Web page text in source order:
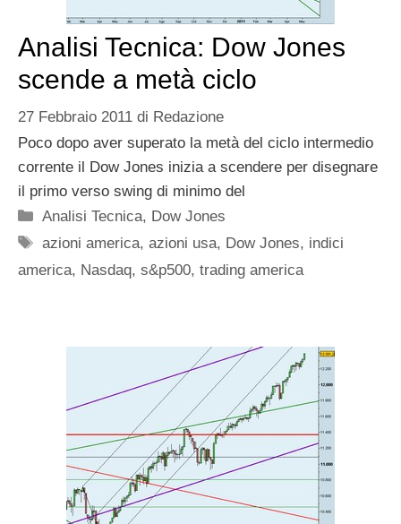
Analisi Tecnica: Dow Jones
scende a metà ciclo
27 Febbraio 2011 di Redazione
Poco dopo aver superato la metà del ciclo intermedio
corrente il Dow Jones inizia a scendere per disegnare
il primo verso swing di minimo del
Categorie
Analisi Tecnica, Dow Jones
Tag
azioni america,azioni usa, Dow Jones, indici
america, Nasdaq, s&p500, trading america